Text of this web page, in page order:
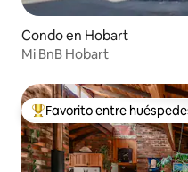
Condo en Hobart
Mi BnB Hobart
Favorito entre huéspedes
Favorito entre